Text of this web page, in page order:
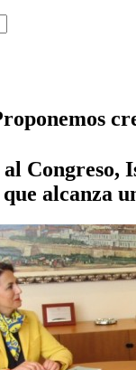
Congreso,
alcanza